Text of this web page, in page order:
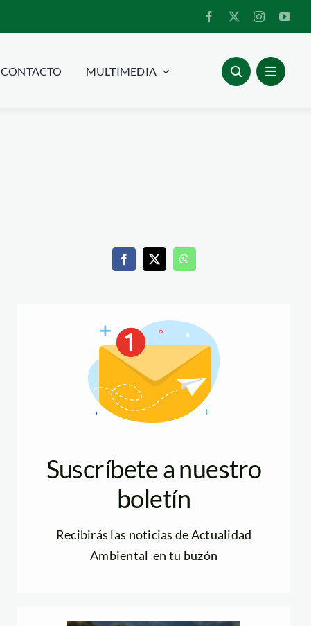
CONTACTO MULTIMEDIA
Suscríbete a nuestro
boletín
Recibirás las noticias de Actualidad
Ambiental en tu buzón